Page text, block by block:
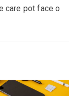
care pot face o